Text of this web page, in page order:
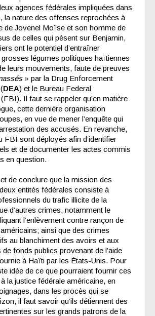
agences fédérales impliquées dans
la nature des offenses reprochées à
de Jovenel Moïse et son homme de
de celles qui pèsent sur Benjamin,
ont le potentiel d’entraîner
grosses légumes politiques haïtiennes
leurs mouvements, faute de preuves
» par la Drug Enforcement
DEA) et le Bureau Federal
Il faut se rappeler qu’en matière
cette dernière organisation
en vue de mener l’enquête qui
des accusés. En revanche,
FBI sont déployés afin d’identifier
et de documenter les actes commis
en question.
de conclure que la mission des
entités fédérales consiste à
du trafic illicite de la
d’autres crimes, notamment le
l’enlèvement contre rançon de
ainsi que des crimes
au blanchiment des avoirs et aux
fonds publics provenant de l’aide
à Haïti par les États-Unis. Pour
idée de ce que pourraient fournir ces
la justice fédérale américaine, en
dans les procès qui se
il faut savoir qu’ils détiennent des
sur les grands patrons de la